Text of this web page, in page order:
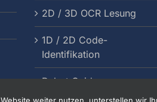
2D / 3D OCR Lesung
1D / 2D Code-
Identifikation
Robot Guidance